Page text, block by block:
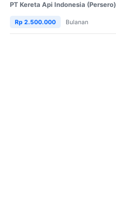
PT Kereta Api Indonesia (Persero)
Rp 2.500.000 Bulanan